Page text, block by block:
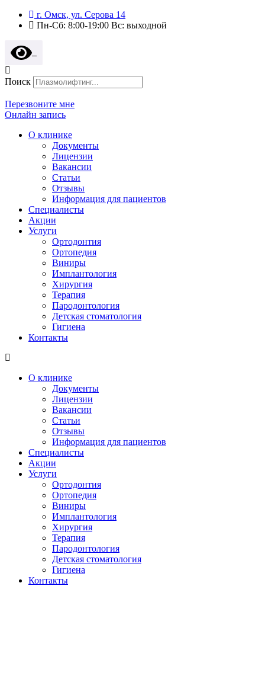
г. Омск, ул. Серова 14
Пн-Сб: 8:00-19:00 Вс: выходной
Поиск
Перезвоните мне
Онлайн запись
О клинике
Документы
Лицензии
Вакансии
Статьи
Отзывы
Информация для пациентов
Специалисты
Акции
Услуги
Ортодонтия
Ортопедия
Виниры
Имплантология
Хирургия
Терапия
Пародонтология
Детская стоматология
Гигиена
Контакты
О клинике
Документы
Лицензии
Вакансии
Статьи
Отзывы
Информация для пациентов
Специалисты
Акции
Услуги
Ортодонтия
Ортопедия
Виниры
Имплантология
Хирургия
Терапия
Пародонтология
Детская стоматология
Гигиена
Контакты